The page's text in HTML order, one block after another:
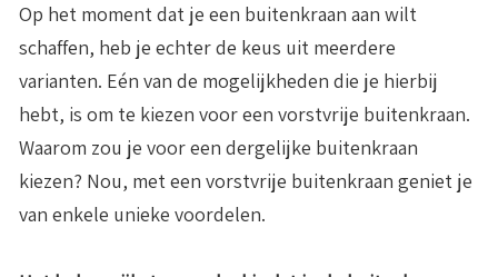
Op het moment dat je een buitenkraan aan wilt
schaffen, heb je echter de keus uit meerdere
varianten. Eén van de mogelijkheden die je hierbij
hebt, is om te kiezen voor een vorstvrije buitenkraan.
Waarom zou je voor een dergelijke buitenkraan
kiezen? Nou, met een vorstvrije buitenkraan geniet je
van enkele unieke voordelen.